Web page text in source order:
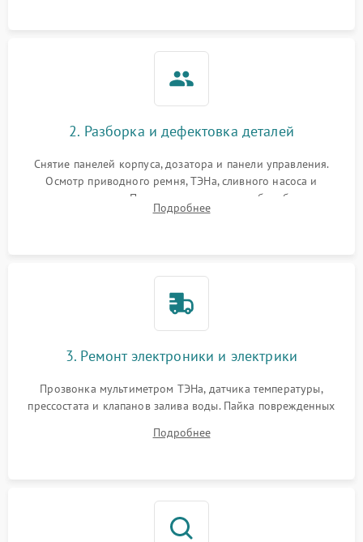
2. Разборка и дефектовка деталей
Снятие панелей корпуса, дозатора и панели управления.
Осмотр приводного ремня, ТЭНа, сливного насоса и
амортизаторов. Проверка подшипников барабана и
крестовины на износ, а манжеты люка на разрывы.
Подробнее
3. Ремонт электроники и электрики
Прозвонка мультиметром ТЭНа, датчика температуры,
прессостата и клапанов залива воды. Пайка поврежденных
Восстановление целостности проводки и контактов.
Подробнее